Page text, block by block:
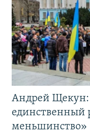
Андрей
единственный
меньшинство»